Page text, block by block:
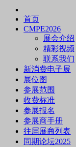
首页
CMPE2026
展会介绍
精彩视频
联系我们
新消费电子展
展位图
参展范围
收费标准
参展报名
参展商手册
往届展商列表
同期论坛2025